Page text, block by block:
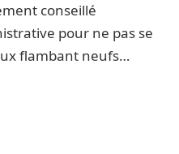
conseillé
pour ne pas se
flambant neufs…